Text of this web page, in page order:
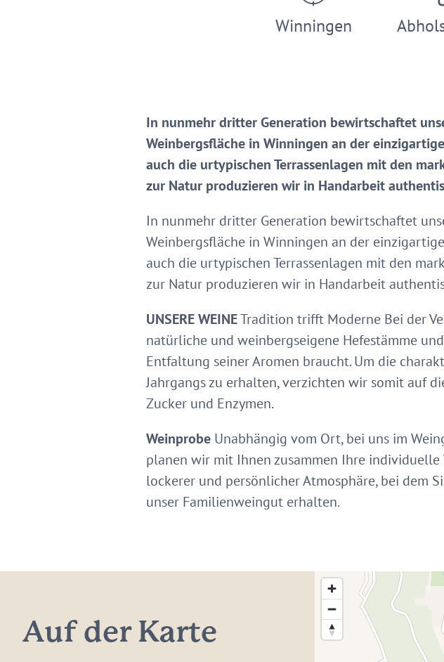
Winningen
In nunmehr dritter Generation bewirtschaftet
Weinbergsfläche in Winningen an der
auch die urtypischen Terrassenlagen mit den
zur Natur produzieren wir in Handarbeit
In nunmehr dritter Generation bewirtschaftet
Weinbergsfläche in Winningen an der
auch die urtypischen Terrassenlagen mit den
zur Natur produzieren wir in Handarbeit
UNSERE WEINETradition trifft Moderne Bei der
natürliche und weinbergseigene Hefestämme
Entfaltung seiner Aromen braucht. Um die
Jahrgangs zu erhalten, verzichten wir somit auf
Zucker und Enzymen.
Weinprobe Unabhängig vom Ort, bei uns im
planen wir mit Ihnen zusammen Ihre individuelle
lockerer und persönlicher Atmosphäre, bei dem
unser Familienweingut erhalten.
Auf der Karte